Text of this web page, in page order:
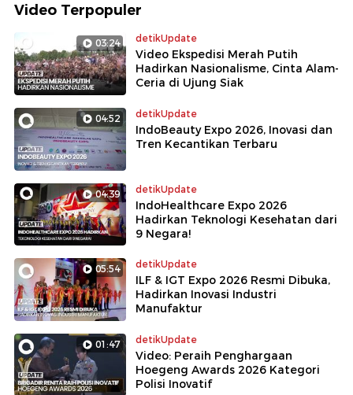
Video Terpopuler
03:24 detikUpdate
Video Ekspedisi Merah Putih
Hadirkan Nasionalisme, Cinta Alam-
Ceria di Ujung Siak
04:52 detikUpdate
IndoBeauty Expo 2026, Inovasi dan
Tren Kecantikan Terbaru
04:39 detikUpdate
IndoHealthcare Expo 2026
Hadirkan Teknologi Kesehatan dari
9 Negara!
05:54 detikUpdate
ILF & IGT Expo 2026 Resmi Dibuka,
Hadirkan Inovasi Industri
Manufaktur
01:47 detikUpdate
Video: Peraih Penghargaan
Hoegeng Awards 2026 Kategori
Polisi Inovatif